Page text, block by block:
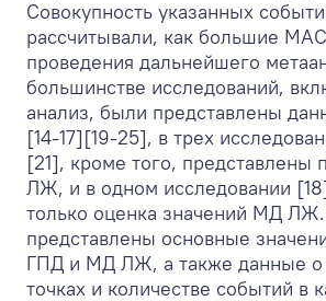
Совокупность указанных
рассчитывали, как большие
проведения дальнейшего
большинстве исследований,
анализ, были представлены
[14-17][19-25], в трех
[21], кроме того, представлены
ЛЖ, и в одном исследовании
только оценка значений МД
представлены основные
ГПД и МД ЛЖ, а также данные о
точках и количестве событий в